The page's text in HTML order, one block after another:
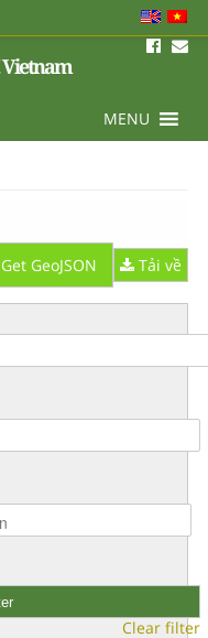
Vietnam
MENU
Get GeoJSON Tải về
Clear filter